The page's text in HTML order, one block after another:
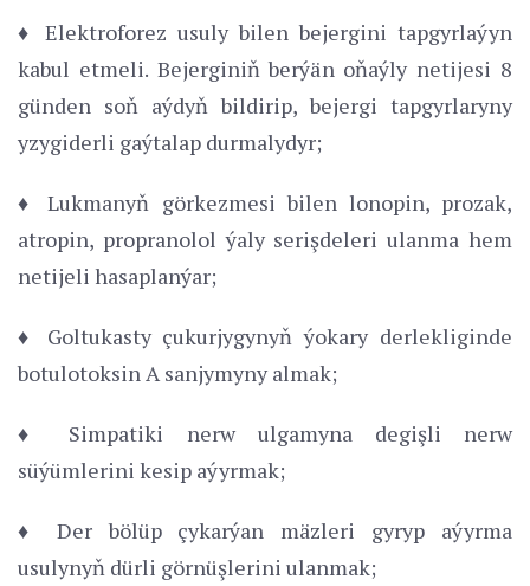
♦ Elektroforez usuly bilen bejergini tapgyrlaýyn
kabul etmeli. Bejerginiň berýän oňaýly netijesi 8
günden soň aýdyň bildirip, bejergi tapgyrlaryny
yzygiderli gaýtalap durmalydyr;
♦ Lukmanyň görkezmesi bilen lonopin, prozak,
atropin, propranolol ýaly serişdeleri ulanma hem
netijeli hasaplanýar;
♦ Goltukasty çukurjygynyň ýokary derlekliginde
botulotoksin A sanjymyny almak;
♦ Simpatiki nerw ulgamyna degişli nerw
süýümlerini kesip aýyrmak;
♦ Der bölüp çykarýan mäzleri gyryp aýyrma
usulynyň dürli görnüşlerini ulanmak;